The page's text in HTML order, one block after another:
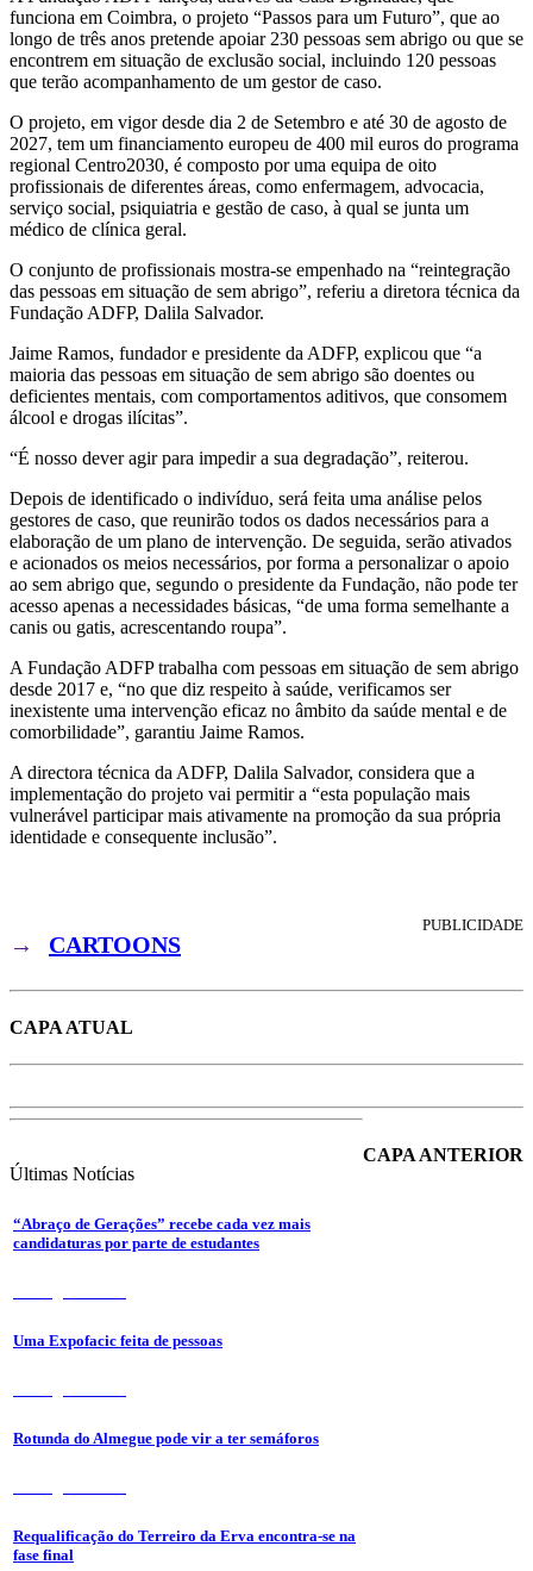
funciona em Coimbra, o projeto “Passos para um Futuro”, que ao
longo de três anos pretende apoiar 230 pessoas sem abrigo ou que se
encontrem em situação de exclusão social, incluindo 120 pessoas
que terão acompanhamento de um gestor de caso.
O projeto, em vigor desde dia 2 de Setembro e até 30 de agosto de
2027, tem um financiamento europeu de 400 mil euros do programa
regional Centro2030, é composto por uma equipa de oito
profissionais de diferentes áreas, como enfermagem, advocacia,
serviço social, psiquiatria e gestão de caso, à qual se junta um
médico de clínica geral.
O conjunto de profissionais mostra-se empenhado na “reintegração
das pessoas em situação de sem abrigo”, referiu a diretora técnica da
Fundação ADFP, Dalila Salvador.
Jaime Ramos, fundador e presidente da ADFP, explicou que “a
maioria das pessoas em situação de sem abrigo são doentes ou
deficientes mentais, com comportamentos aditivos, que consomem
álcool e drogas ilícitas”.
“É nosso dever agir para impedir a sua degradação”, reiterou.
Depois de identificado o indivíduo, será feita uma análise pelos
gestores de caso, que reunirão todos os dados necessários para a
elaboração de um plano de intervenção. De seguida, serão ativados
e acionados os meios necessários, por forma a personalizar o apoio
ao sem abrigo que, segundo o presidente da Fundação, não pode ter
acesso apenas a necessidades básicas, “de uma forma semelhante a
canis ou gatis, acrescentando roupa”.
A Fundação ADFP trabalha com pessoas em situação de sem abrigo
desde 2017 e, “no que diz respeito à saúde, verificamos ser
inexistente uma intervenção eficaz no âmbito da saúde mental e de
comorbilidade”, garantiu Jaime Ramos.
A directora técnica da ADFP, Dalila Salvador, considera que a
implementação do projeto vai permitir a “esta população mais
vulnerável participar mais ativamente na promoção da sua própria
identidade e consequente inclusão”.
PUBLICIDADE
→ CARTOONS
CAPA ATUAL
CAPA ANTERIOR
Últimas Notícias
“Abraço de Gerações” recebe cada vez mais
candidaturas por parte de estudantes
Uma Expofacic feita de pessoas
Rotunda do Almegue pode vir a ter semáforos
Requalificação do Terreiro da Erva encontra-se na
fase final